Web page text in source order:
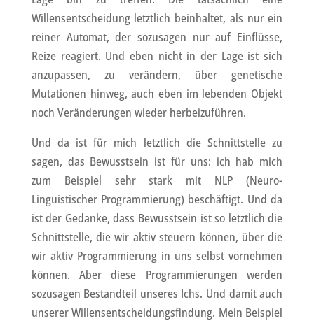
Willensentscheidung letztlich beinhaltet, als nur ein
reiner Automat, der sozusagen nur auf Einflüsse,
Reize reagiert. Und eben nicht in der Lage ist sich
anzupassen, zu verändern, über genetische
Mutationen hinweg, auch eben im lebenden Objekt
noch Veränderungen wieder herbeizuführen.
Und da ist für mich letztlich die Schnittstelle zu
sagen, das Bewusstsein ist für uns: ich hab mich
zum Beispiel sehr stark mit NLP (Neuro-
Linguistischer Programmierung) beschäftigt. Und da
ist der Gedanke, dass Bewusstsein ist so letztlich die
Schnittstelle, die wir aktiv steuern können, über die
wir aktiv Programmierung in uns selbst vornehmen
können. Aber diese Programmierungen werden
sozusagen Bestandteil unseres Ichs. Und damit auch
unserer Willensentscheidungsfindung. Mein Beispiel